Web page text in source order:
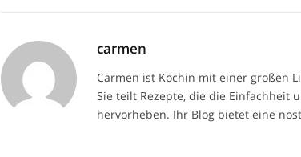
carmen
Carmen ist Köchin mit einer großen
Sie teilt Rezepte, die die Einfachheit
hervorheben. Ihr Blog bietet eine